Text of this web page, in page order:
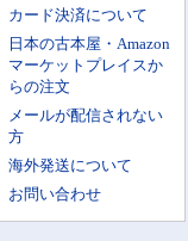
カード決済について
日本の古本屋・Amazon
マーケットプレイスか
らの注文
メールが配信されない
方
海外発送について
お問い合わせ